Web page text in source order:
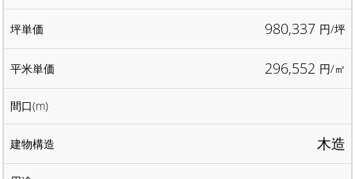
980,337 円/坪
296,552 円/㎡
木造